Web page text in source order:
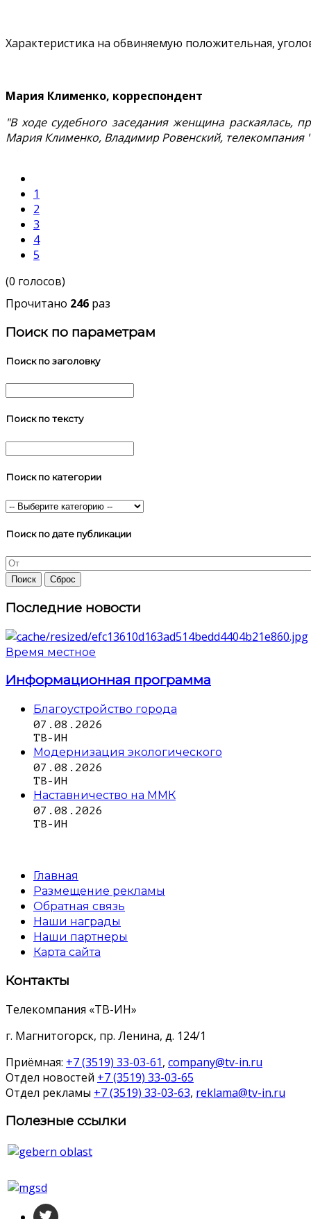
Характеристика на обвиняемую положительная,
Мария Клименко, корреспондент
"В ходе судебного заседания женщина раскаялась,
Мария Клименко, Владимир Ровенский, телекомпания
1
2
3
4
5
(0 голосов)
Прочитано 246 раз
Поиск по параметрам
Поиск по заголовку
Поиск по тексту
Поиск по категории
Поиск по дате публикации
Последние новости
Время местное
Информационная программа
Благоустройство города
07.08.2026
ТВ-ИН
Модернизация экологического
07.08.2026
ТВ-ИН
Наставничество на ММК
07.08.2026
ТВ-ИН
Главная
Размещение рекламы
Обратная связь
Наши награды
Наши партнеры
Карта сайта
Контакты
Телекомпания «ТВ-ИН»
г. Магнитогорск, пр. Ленина, д. 124/1
Приёмная: +7 (3519) 33-03-61, company@tv-in.ru
Отдел новостей +7 (3519) 33-03-65
Отдел рекламы +7 (3519) 33-03-63, reklama@tv-in.ru
Полезные ссылки